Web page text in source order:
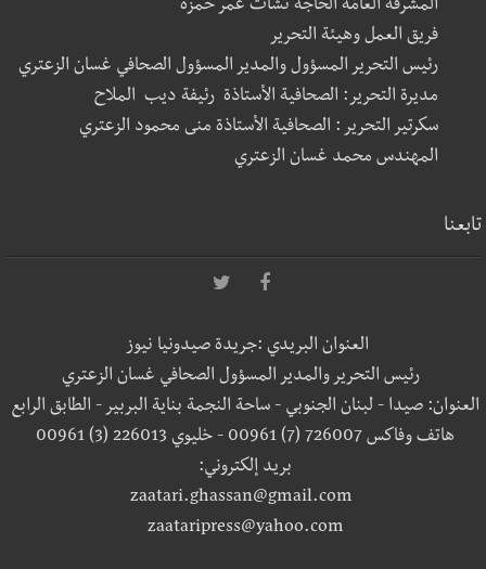
المشرفة العامة الحاجة نشأت عمر حمزة
فريق العمل وهيئة التحرير
رئيس التحرير المسؤول والمدير المسؤول الصحافي غسان الزعتري
مديرة التحرير: الصحافية الأستاذة رئيفة ديب الملاح
سكرتير التحرير : الصحافية الأستاذة منى محمود الزعتري
المهندس محمد غسان الزعتري
تابعنا
العنوان البريدي :جريدة صيدونيا نيوز
رئيس التحرير والمدير المسؤول الصحافي غسان الزعتري
العنوان: صيدا - لبنان الجنوبي - ساحة النجمة بناية البربير - الطابق الرابع
هاتف وفاكس 726007 (7) 00961 - خليوي 226013 (3) 00961
بريد إلكتروني:
zaatari.ghassan@gmail.com
zaataripress@yahoo.com